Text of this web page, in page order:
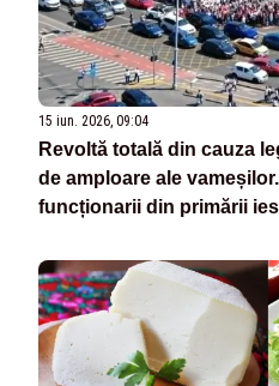
15 iun. 2026, 09:04
Revoltă totală din cauza
de amploare ale
funcționarii din primării